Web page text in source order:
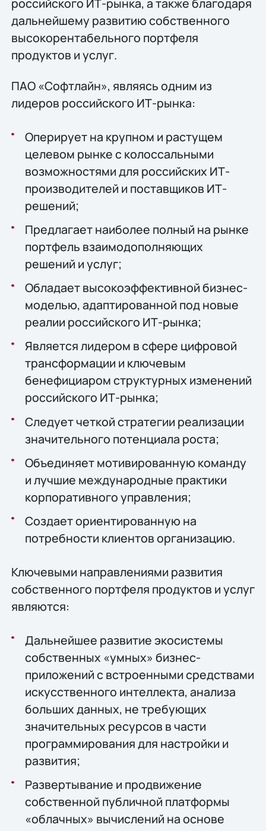
российского ИТ-рынка, а также благодаря
дальнейшему развитию собственного
высокорентабельного портфеля
продуктов и услуг.
ПАО «Софтлайн», являясь одним из
лидеров российского ИТ-рынка:
Оперирует на крупном и растущем
целевом рынке с колоссальными
возможностями для российских ИТ-
производителей и поставщиков ИТ-
решений;
Предлагает наиболее полный на рынке
портфель взаимодополняющих
решений и услуг;
Обладает высокоэффективной бизнес-
моделью, адаптированной под новые
реалии российского ИТ-рынка;
Является лидером в сфере цифровой
трансформации и ключевым
бенефициаром структурных изменений
российского ИТ-рынка;
Следует четкой стратегии реализации
значительного потенциала роста;
Объединяет мотивированную команду
и лучшие международные практики
корпоративного управления;
Создает ориентированную на
потребности клиентов организацию.
Ключевыми направлениями развития
собственного портфеля продуктов и услуг
являются:
Дальнейшее развитие экосистемы
собственных «умных» бизнес-
приложений с встроенными средствами
искусственного интеллекта, анализа
больших данных, не требующих
значительных ресурсов в части
программирования для настройки и
развития;
Развертывание и продвижение
собственной публичной платформы
«облачных» вычислений на основе